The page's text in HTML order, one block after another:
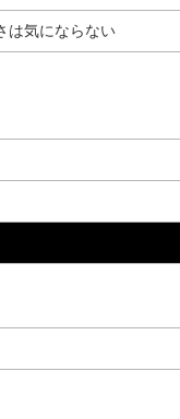
は気にならない